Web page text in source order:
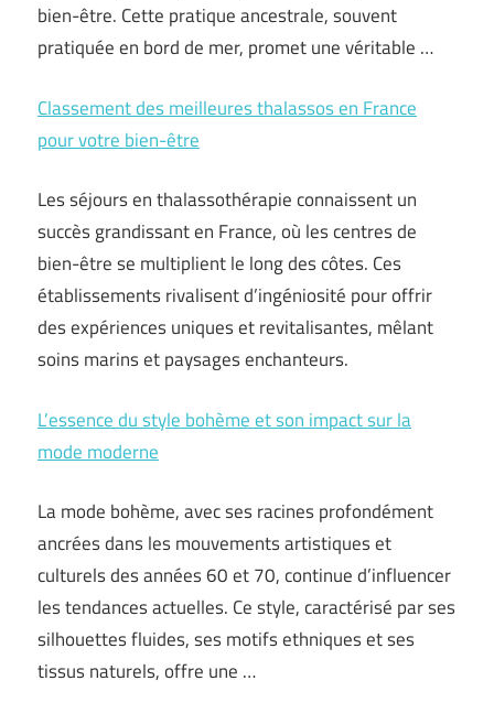
bien-être. Cette pratique ancestrale, souvent
pratiquée en bord de mer, promet une véritable …
Classement des meilleures thalassos en France
pour votre bien-être
Les séjours en thalassothérapie connaissent un
succès grandissant en France, où les centres de
bien-être se multiplient le long des côtes. Ces
établissements rivalisent d’ingéniosité pour offrir
des expériences uniques et revitalisantes, mêlant
soins marins et paysages enchanteurs.
L’essence du style bohème et son impact sur la
mode moderne
La mode bohème, avec ses racines profondément
ancrées dans les mouvements artistiques et
culturels des années 60 et 70, continue d’influencer
les tendances actuelles. Ce style, caractérisé par ses
silhouettes fluides, ses motifs ethniques et ses
tissus naturels, offre une …